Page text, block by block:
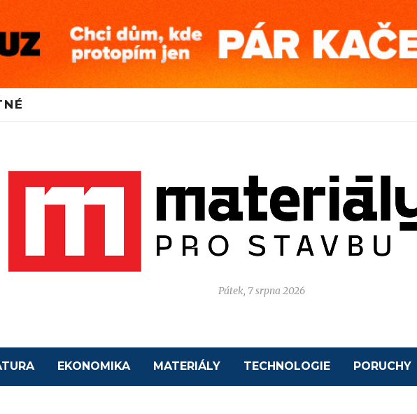
Pátek, 7 srpna 2026
EKONOMIKA MATERIÁLY TECHNOLOGIE PORUCHY